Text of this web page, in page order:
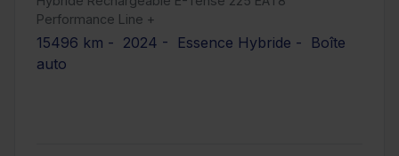
Performance Line +
15496 km - 2024 - Essence Hybride - Boîte
auto